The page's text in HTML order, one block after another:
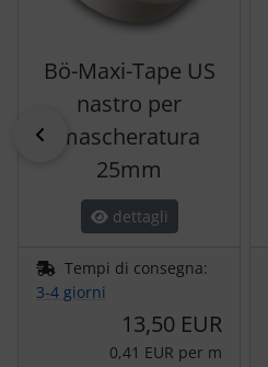
indietro
Bö-Maxi-Tape US
nastro per
mascheratura
25mm
dettagli
Tempi di consegna:
3-4 giorni
13,50 EUR
0,41 EUR per m